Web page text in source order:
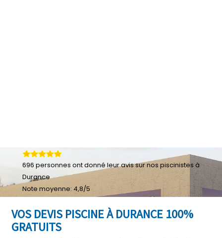
VOS DEVIS PISCINE À DURANCE 100%
GRATUITS
696 personnes ont donné leuravis sur nos piscinistes à
Durance
Note moyenne: 4,8/5